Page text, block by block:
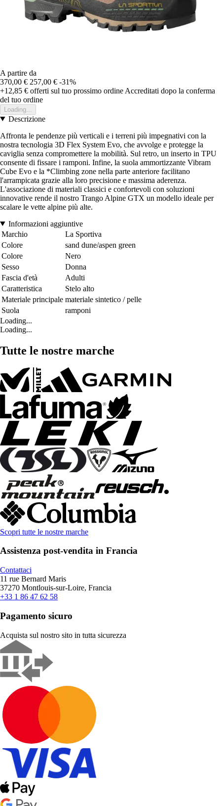
A partire da
370,00 € 257,00 € -31%
+12,85 € offerti sul tuo prossimo ordine Accreditati dopo la conferma
del tuo ordine
Loading...
Descrizione
Affronta le pendenze più verticali e i terreni più impegnativi con la
nostra tecnologia 3D Flex System Evo, che avvolge e protegge la
caviglia senza compromettere la mobilità. Sul retro, un inserto in TPU
consente di fissare i ramponi. Infine, la suola ammortizzante Vibram
Cube Evo e la *Climbing zone nella parte anteriore facilitano
l'arrampicata grazie alla loro precisione e massima aderenza.
L'associazione di materiali classici e confortevoli con soluzioni
innovative rende il nostro Trango Alpine GTX un modello ideale per
scalare le vette alpine più alte.
Informazioni aggiuntive
Marchio
La Sportiva
Colore
sand dune/aspen green
Colore
Nero
Sesso
Donna
Fascia d'età
Adulti
Caratteristica
Stelo alto
Materiale principale materiale sintetico / pelle
Suola
ramponi
Loading...
Loading...
Tutte le nostre marche
Scopri tutte le nostre marche
Assistenza post-vendita in Francia
Contattaci
11 rue Bernard Maris
37270 Montlouis-sur-Loire, Francia
+33 1 86 47 62 58
Pagamento sicuro
Acquista sul nostro sito in tutta sicurezza